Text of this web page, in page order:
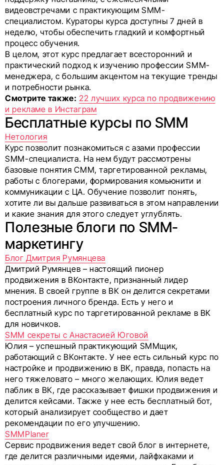
видеовстречами с практикующим SMM-
специалистом. Кураторы курса доступны 7 дней в
неделю, чтобы обеспечить гладкий и комфортный
процесс обучения.
В целом, этот курс предлагает всесторонний и
практический подход к изучению профессии SMM-
менеджера, с большим акцентом на текущие тренды
и потребности рынка.
Смотрите также: 22 лучших курса по продвижению
и рекламе в Инстаграм
Бесплатные курсы по SMM
Нетология
Курс позволит познакомиться с азами профессии
SMM-специалиста. На нем будут рассмотрены
базовые понятия СММ, таргетированной рекламы,
работы с блогерами, формирования комьюнити и
коммуникации с ЦА. Обучение позволит понять,
хотите ли вы дальше развиваться в этом направлении
и какие знания для этого следует углублять.
Полезные блоги по SMM-
маркетингу
Блог Дмитрия Румянцева
Дмитрий Румянцев – настоящий пионер
продвижения в ВКонтакте, признанный лидер
мнения. В своей группе в ВК он делится секретами
построения личного бренда. Есть у него и
бесплатный курс по таргетированной рекламе в ВК
для новичков.
SMM секреты с Анастасией Юговой
Юлия – успешный практикующий SMMщик,
работающий с ВКонтакте. У нее есть сильный курс по
настройке и продвижению в ВК, правда, попасть на
него тяжеловато – много желающих. Юлия ведет
паблик в ВК, где рассказывает фишки продвижения и
делится кейсами. Также у нее есть бесплатный бот,
который анализирует сообщество и дает
рекомендации по его улучшению.
SMMPlaner
Сервис продвижения ведет свой блог в интернете,
где делится различными идеями, лайфхаками и